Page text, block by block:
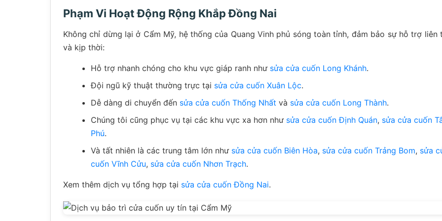
Phạm Vi Hoạt Động Rộng Khắp Đồng Nai
Không chỉ dừng lại ở Cẩm Mỹ, hệ thống của Quang Vinh phủ sóng toàn tỉnh, đảm bảo sự hỗ trợ liên
và kịp thời:
Hỗ trợ nhanh chóng cho khu vực giáp ranh như sửa cửa cuốn Long Khánh.
Đội ngũ kỹ thuật thường trực tại sửa cửa cuốn Xuân Lộc.
Dễ dàng di chuyển đến sửa cửa cuốn Thống Nhất và sửa cửa cuốn Long Thành.
Chúng tôi cũng phục vụ tại các khu vực xa hơn như sửa cửa cuốn Định Quán, sửa cửa cuốn
Phú.
Và tất nhiên là các trung tâm lớn như sửa cửa cuốn Biên Hòa, sửa cửa cuốn Trảng Bom, sửa
cuốn Vĩnh Cửu, sửa cửa cuốn Nhơn Trạch.
Xem thêm dịch vụ tổng hợp tại sửa cửa cuốn Đồng Nai.